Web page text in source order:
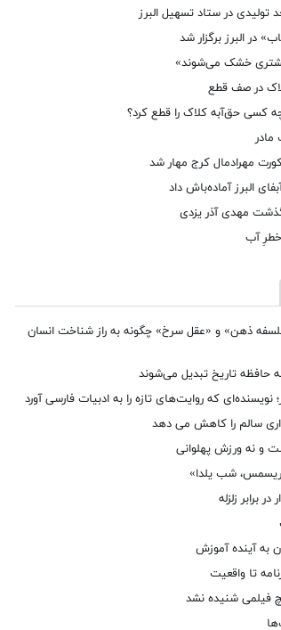
در البرز برگزار شد
خشک می‌شوند»
در صف قطع
کسی حق‌آبه کلاک را قطع کرد؟
مادر
مهرادمال کرج مهار شد
البرز آماده‌باش داد
مهدی آذر یزدی
آب
ذهن» و «عقل سرخ» چگونه به راز شناخت انسان
حافظه تاریخ تبدیل می‌شوند
که روایت‌های تازه را به ادبیات فارسی آورد
سالم را کاهش می دهد
و نه ورزش پهلوانی
شب یلدا»
برابر زلزله
به آینده آموزش
تا واقعیت
فیلمی شنیده نشد